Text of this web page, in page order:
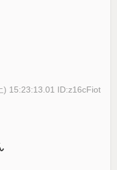
) 15:23:13.01 ID:z16cFiot